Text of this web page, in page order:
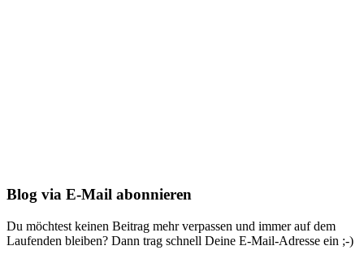
Blog via E-Mail abonnieren
Du möchtest keinen Beitrag mehr verpassen und immer auf dem
Laufenden bleiben? Dann trag schnell Deine E-Mail-Adresse ein ;-)